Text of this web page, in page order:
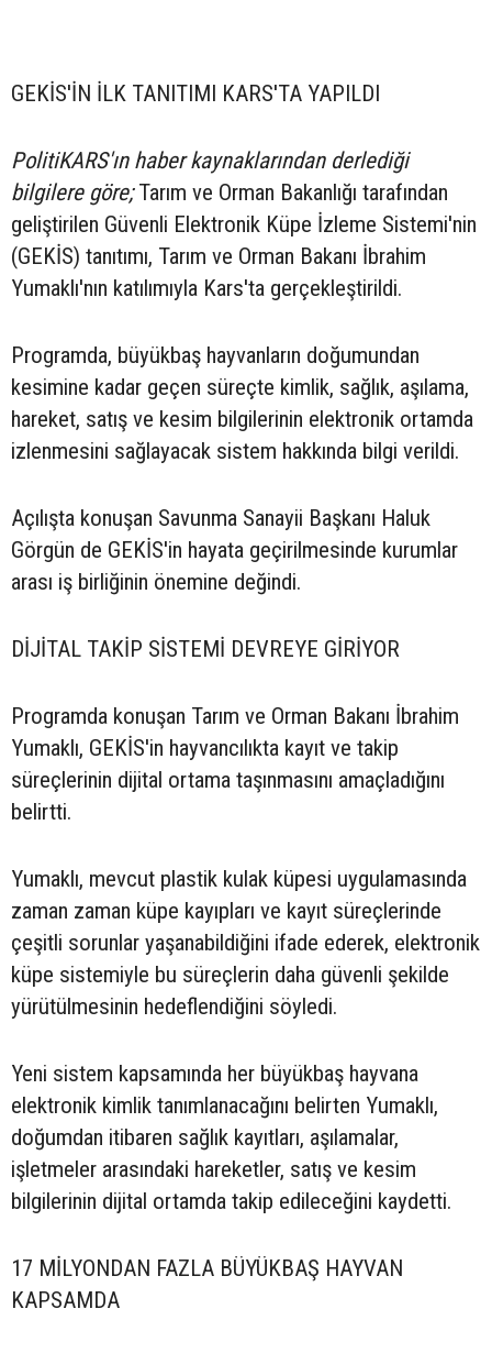
GEKİS'İN İLK TANITIMI KARS'TA YAPILDI
PolitiKARS'ın haber kaynaklarından derlediği
bilgilere göre;Tarım ve Orman Bakanlığı tarafından
geliştirilen Güvenli Elektronik Küpe İzleme Sistemi'nin
(GEKİS) tanıtımı, Tarım ve Orman Bakanı İbrahim
Yumaklı'nın katılımıyla Kars'ta gerçekleştirildi.
Programda, büyükbaş hayvanların doğumundan
kesimine kadar geçen süreçte kimlik, sağlık, aşılama,
hareket, satış ve kesim bilgilerinin elektronik ortamda
izlenmesini sağlayacak sistem hakkında bilgi verildi.
Açılışta konuşan Savunma Sanayii Başkanı Haluk
Görgün de GEKİS'in hayata geçirilmesinde kurumlar
arası iş birliğinin önemine değindi.
DİJİTAL TAKİP SİSTEMİ DEVREYE GİRİYOR
Programda konuşan Tarım ve Orman Bakanı İbrahim
Yumaklı, GEKİS'in hayvancılıkta kayıt ve takip
süreçlerinin dijital ortama taşınmasını amaçladığını
belirtti.
Yumaklı, mevcut plastik kulak küpesi uygulamasında
zaman zaman küpe kayıpları ve kayıt süreçlerinde
çeşitli sorunlar yaşanabildiğini ifade ederek, elektronik
küpe sistemiyle bu süreçlerin daha güvenli şekilde
yürütülmesinin hedeflendiğini söyledi.
Yeni sistem kapsamında her büyükbaş hayvana
elektronik kimlik tanımlanacağını belirten Yumaklı,
doğumdan itibaren sağlık kayıtları, aşılamalar,
işletmeler arasındaki hareketler, satış ve kesim
bilgilerinin dijital ortamda takip edileceğini kaydetti.
17 MİLYONDAN FAZLA BÜYÜKBAŞ HAYVAN
KAPSAMDA